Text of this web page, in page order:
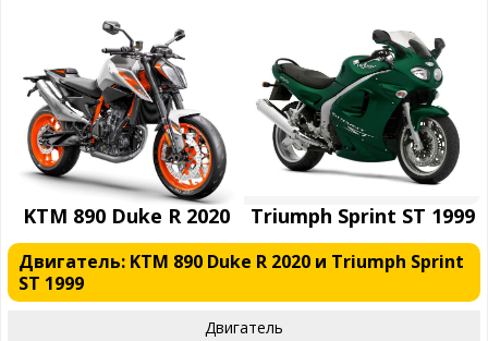
KTM 890 Duke R 2020 Triumph Sprint ST 1999
Двигатель: KTM 890 Duke R 2020 и Triumph Sprint
ST 1999
Двигатель